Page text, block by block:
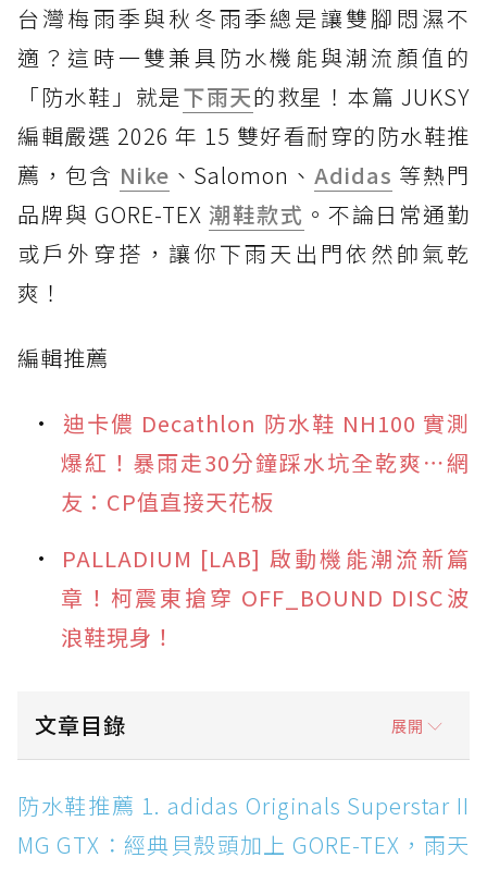
台灣梅雨季與秋冬雨季總是讓雙腳悶濕不
適？這時一雙兼具防水機能與潮流顏值的
「防水鞋」就是下雨天的救星！本篇 JUKSY
編輯嚴選 2026 年 15 雙好看耐穿的防水鞋推
薦，包含 Nike 、Salomon、Adidas 等熱門
品牌與 GORE-TEX 潮鞋款式 。不論日常通勤
或戶外穿搭，讓你下雨天出門依然帥氣乾
爽！
編輯推薦
迪卡儂 Decathlon 防水鞋 NH100 實測
爆紅！暴雨走30分鐘踩水坑全乾爽⋯網
友：CP值直接天花板
PALLADIUM [LAB] 啟動機能潮流新篇
章！柯震東搶穿 OFF_BOUND DISC波
浪鞋現身！
文章目錄 展開
防水鞋推薦 1. adidas Originals Superstar II
MG GTX：經典貝殼頭加上 GORE-TEX，雨天街
頭穿搭神鞋
防水鞋推薦 1. adidas Originals Superstar II
MG GTX：經典貝殼頭加上 GORE-TEX，雨天